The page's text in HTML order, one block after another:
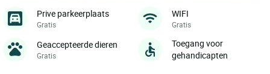
Prive parkeerplaats
Gratis
WIFI
Gratis
Geaccepteerde dieren
Gratis
Toegang voor
gehandicapten